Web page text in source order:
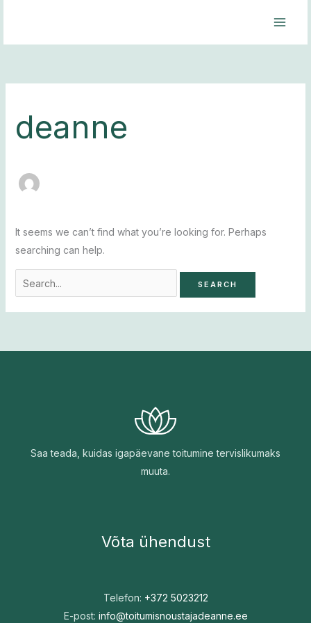
content
deanne
It seems we can’t find what you’re looking for. Perhaps
searching can help.
Saa teada, kuidas igapäevane toitumine tervislikumaks
muuta.
Võta ühendust
Telefon: +372 5023212
E-post: info@toitumisnoustajadeanne.ee